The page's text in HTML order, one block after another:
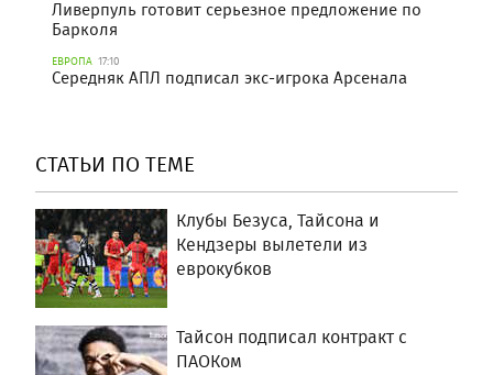
Ливерпуль готовит серьезное предложение по
Барколя
ЕВРОПА 17:10
Середняк АПЛ подписал экс-игрока Арсенала
СТАТЬИ ПО ТЕМЕ
Клубы Безуса, Тайсона и
Кендзеры вылетели из
еврокубков
Тайсон подписал контракт с
ПАОКом